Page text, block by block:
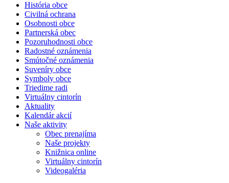
História obce
Civilná ochrana
Osobnosti obce
Partnerská obec
Pozoruhodnosti obce
Radostné oznámenia
Smútočné oznámenia
Suveníry obce
Symboly obce
Triedime radi
Virtuálny cintorín
Aktuality
Kalendár akcií
Naše aktivity
Obec prenajíma
Naše projekty
Knižnica online
Virtuálny cintorín
Videogaléria